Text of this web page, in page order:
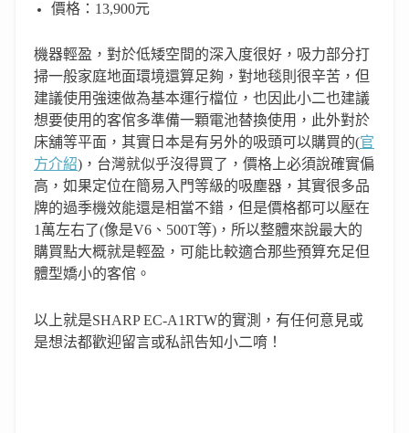
價格：13,900元
機器輕盈，對於低矮空間的深入度很好，吸力部分打
掃一般家庭地面環境還算足夠，對地毯則很辛苦，但
建議使用強速做為基本運行檔位，也因此小二也建議
想要使用的客倌多準備一顆電池替換使用，此外對於
床舖等平面，其實日本是有另外的吸頭可以購買的(官
方介紹)，台灣就似乎沒得買了，價格上必須說確實偏
高，如果定位在簡易入門等級的吸塵器，其實很多品
牌的過季機效能還是相當不錯，但是價格都可以壓在
1萬左右了(像是V6、500T等)，所以整體來說最大的
購買點大概就是輕盈，可能比較適合那些預算充足但
體型嬌小的客倌。
以上就是SHARP EC-A1RTW的實測，有任何意見或
是想法都歡迎留言或私訊告知小二唷！